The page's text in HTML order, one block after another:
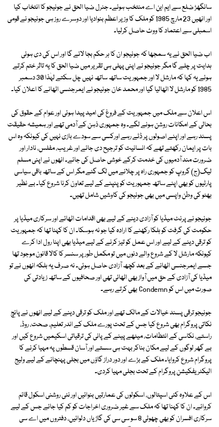
سانگھڑ ضلع سے ایم این اے منتخب ہوئے۔ جنرل ضیا الحق نے جونیجو کا انتخاب کیا
اور انھیں 23 مارچ 1985 کو ملک کا وزیر اعظم بنوادیا اور دوسرے روز ہی جونیجو نے قومی
اسمبلی سے اعتماد کا ووٹ حاصل کرلیا۔
اب ضیا الحق نے یہ سمجھا کہ جونیجو ان کا ہر حکم بجا لائے گا اور اس کی دی ہوئی
ہدایت پر چلے گا مگر جونیجو نے اپنی پہلی ہی تقریر میں ضیا الحق کا یہ تاثر ختم کرتے
ہوئے یہ کہا کہ مارشل لا اور جمہوریت ساتھ ساتھ نہیں چل سکتے لہٰذا 30 دسمبر
1985 کو مارشل لا اٹھالیا گیا اور محمد خان جونیجو نے ایمرجنسی اٹھانے کا اعلان کیا۔
اس اعلان سے ملک میں جمہوریت کے فروغ کی امید پیدا ہوئی اور عوام کے حقوق کی
بحالی کے امکانات روشن ہونے لگے۔ وہ جمہوری ذہن کے آدمی تھے اور ہمیشہ حقیقت
پسند رہے اور اپنے اصولوں پر ڈٹے رہے اورکسی سے سودے بازی نہیں کی کیونکہ وہ اس
بات پر ایمان رکھتے تھے کہ انسانیت کو ترجیح دی جائے اور غریب، مفلس، نادار اور
ضرورت مند آدمیوں کی خدمت کرکے خوشی حاصل کی جائے۔ انھوں نے اپنی مسلم
لیگ(ج) گروپ کو جمہوری راہ پر چلانے میں لگ گئے مگر اس کے ساتھ باقی سیاسی
پارٹیوں کو بھی اپنے ساتھ جمہوریت کو پنپنے کے لیے تعاون کرنا شروع کیا۔ بے نظیر
بھٹو کی وطن واپسی میں بھی جونیجو کی کاوشیں شامل تھیں۔
جونیجو نے پرنٹ میڈیا کو آزادی دینے کے لیے بھی اقدامات اٹھائے اور سرکاری میڈیا پر
حکومت کی گرفت کو ہلکا رکھنے کا ارادہ کیا جو نہ ہوسکا۔ ان کا کہنا تھا کہ جمہوریت
کو ترقی دینے کے لیے اور اس عمل کو تیز کرنے کے لیے میڈیا بھی اپنا رول ادا کرے
کیونکہ مارشل لا کے شروع والے دنوں میں تو مکمل طور پر سنسر کا کالا قانون موجود تھا
جسے ایمرجنسی اٹھانے کے بعد کچھ آزادی حاصل ہوئی۔ نہ صرف یہ بلکہ انھوں نے تو
میڈیا کی آزادی کے حق میں آواز بھی اٹھائی تھی اور صحافیوں کے ساتھ زیادتی کی
صورت میں اس کو Condemn بھی کرتے رہے۔
جونیجو ترقی پسند خیالات کے مالک تھے اور ملک کو ترقی دینے کے لیے انھوں نے پانچ
نکاتی پروگرام بھی شروع کیا جس کے تحت پورے ملک کے اندر تعلیم، صحت، روڈ،
راستے، نکاسی کے انتظامات، میٹھے پینے کے پانی کی ترقیاتی اسکیمیں شروع کیں اور
بے گھر لوگوں کے لیے مکان بناکر بہت ہی سستے اور آسان قسطوں پہ مہیا کرنے کا
پروگرام شروع کروایا۔ ملک کے بڑے اور دور دراز گاؤں میں بجلی پہنچانے کے لیے ولیج
الیکٹریفکیشن پروگرام کے تحت بجلی مہیا کردی۔
اس کے علاوہ کئی اسپتالوں، اسکولوں کی عمارتیں بنوائیں اور نئی روشنی اسکول قائم
کروائے۔ ان کا کہنا تھا کہ ملک سے غیر ضروری اخراجات کو کم کیا جائے جس کے لیے
سرکاری افسران کو بھی چھوٹی 8 سو سی سی کی گاڑیاں دلوائیں، دفتروں میں اے سی